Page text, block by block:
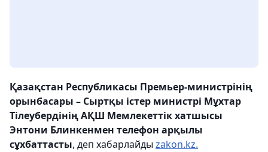
Қазақстан Республикасы Премьер-министрінің
орынбасары – Сыртқы істер министрі Мұхтар
Тілеубердінің АҚШ Мемлекеттік хатшысы
Энтони Блинкенмен телефон арқылы
сұхбаттасты, деп хабарлайды zakon.kz.